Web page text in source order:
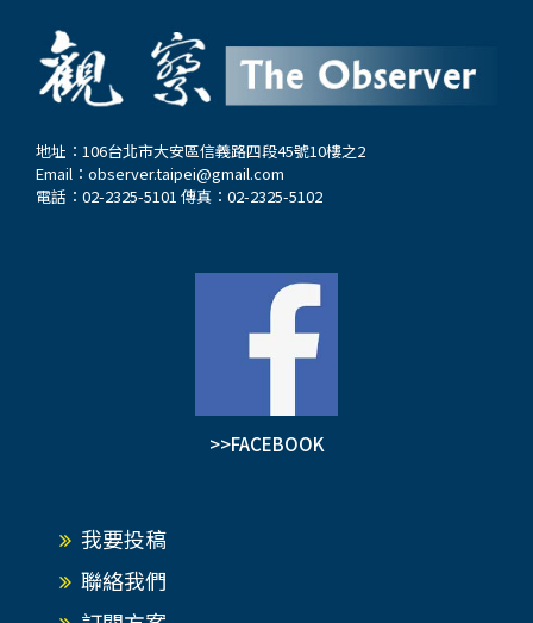
地址：106台北市大安區信義路四段45號10樓之2
Email： observer.taipei@gmail.com
電話：02-2325-5101 傳真：02-2325-5102
>>FACEBOOK
我要投稿
聯絡我們